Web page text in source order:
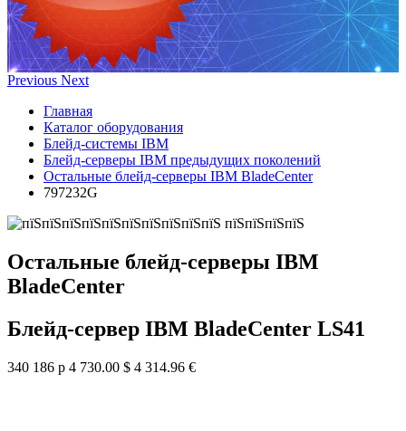
Previous Next
Главная
Каталог оборудования
Блейд-системы IBM
Блейд-серверы IBM предыдущих поколений
Остальные блейд-серверы IBM BladeCenter
797232G
Остальные блейд-серверы IBM
BladeCenter
Блейд-сервер IBM BladeCenter LS41
340 186 р 4 730.00 $ 4 314.96 €